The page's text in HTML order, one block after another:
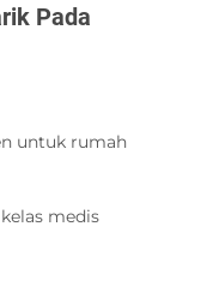
Pada
untuk rumah
medis